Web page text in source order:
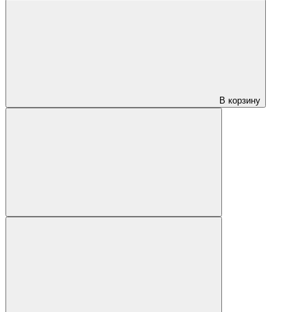
В корзину